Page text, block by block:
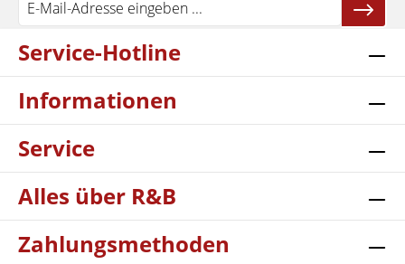
Service-Hotline
Informationen
Service
Alles über R&B
Zahlungsmethoden